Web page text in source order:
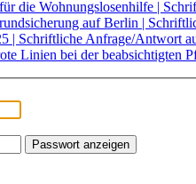
die Wohnungslosenhilfe |
auf Berlin |
| Schriftliche Anfrage/Antwort
Linien bei der beabsichtigten
Passwort anzeigen